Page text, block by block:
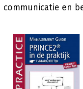
communicatie en